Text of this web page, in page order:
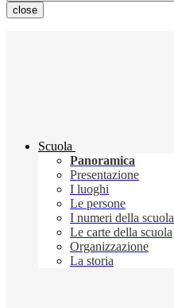
close
Scuola
Panoramica
Presentazione
I luoghi
Le persone
I numeri della scuola
Le carte della scuola
Organizzazione
La storia